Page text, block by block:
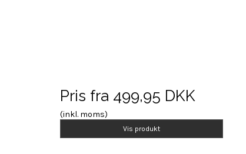
Pris fra 499,95 DKK
(inkl. moms)
Vis produkt